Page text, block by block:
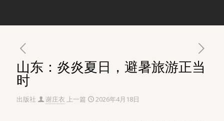
山东：炎炎夏日，避暑旅游正当
时
出版社 谢庄衣 上一篇 2026年4月18日